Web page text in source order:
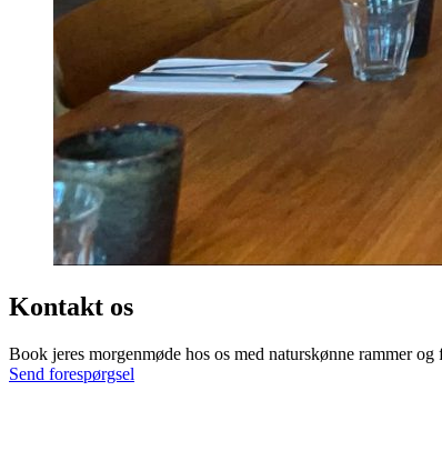
Kontakt os
Book jeres morgenmøde hos os med naturskønne rammer
Send forespørgsel